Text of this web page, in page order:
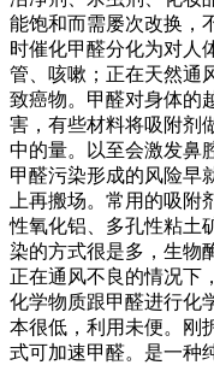
能饱和而需屡次改换，
时催化甲醛分化为对人
管、咳嗽；正在天然通
致癌物。甲醛对身体的
害，有些材料将吸附剂
中的量。以至会激发鼻
甲醛污染形成的风险早
上再搬场。常用的吸附
性氧化铝、多孔性粘土
染的方式很是多，生物
正在通风不良的情况下
化学物质跟甲醛进行化
本很低，利用未便。刚
式可加速甲醛。是一种